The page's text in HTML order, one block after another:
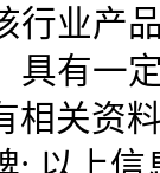
行业产
具有一
相关资